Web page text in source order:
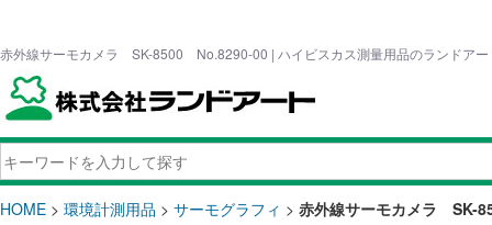
赤外線サーモカメラ SK-8500 No.8290-00 | ハイビスカス測量用品のランドアー
HOME > 環境計測用品 > サーモグラフィ > 赤外線サーモカメラ SK-